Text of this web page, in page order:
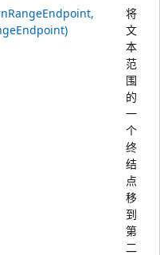
将
文
本
范
围
的
一
个
终
结
点
移
到
第
二